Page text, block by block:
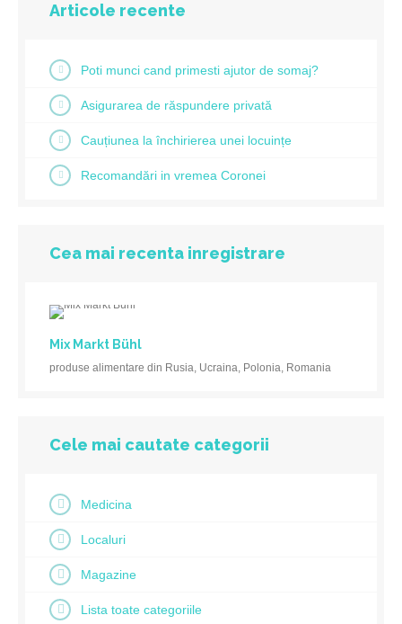
Articole recente
Poti munci cand primesti ajutor de somaj?
Asigurarea de răspundere privată
Cauțiunea la închirierea unei locuințe
Recomandări in vremea Coronei
Cea mai recenta inregistrare
Mix Markt Bühl
produse alimentare din Rusia, Ucraina, Polonia, Romania
Cele mai cautate categorii
Medicina
Localuri
Magazine
Lista toate categoriile